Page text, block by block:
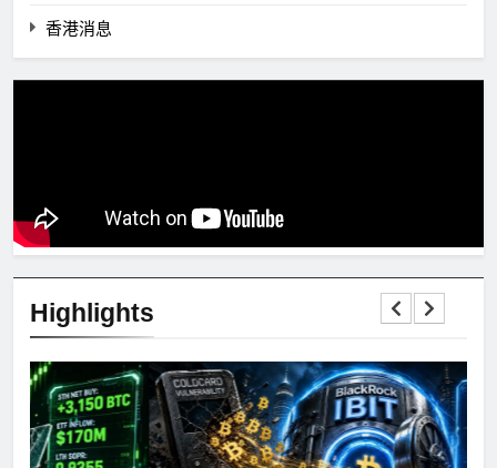
香港消息
Highlights